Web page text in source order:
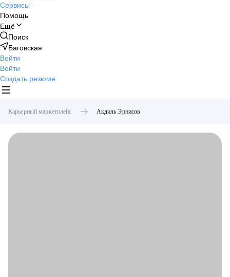
Сервисы
Помощь
Ещё
Поиск
Баговская
Войти
Войти
Создать резюме
Карьерный маркетплейс Акдиль Эрнисов